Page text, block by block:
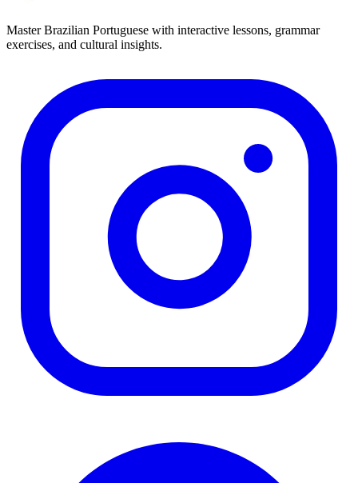
Master Brazilian Portuguese with interactive lessons, grammar
exercises, and cultural insights.